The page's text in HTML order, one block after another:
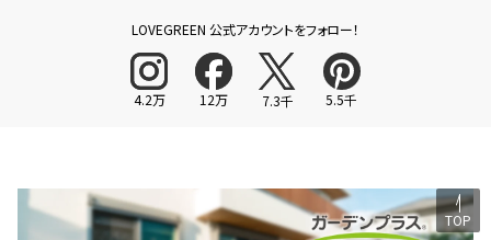
LOVEGREEN 公式アカウントをフォロー！
4.2万 12万 7.3千 5.5千
TOP